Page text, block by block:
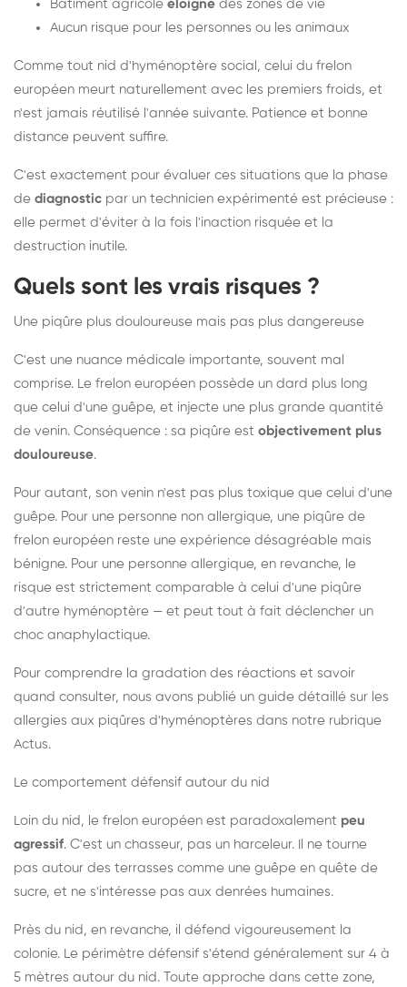
Bâtiment agricole éloigné des zones de vie
Aucun risque pour les personnes ou les animaux
Comme tout nid d'hyménoptère social, celui du frelon
européen meurt naturellement avec les premiers froids, et
n'est jamais réutilisé l'année suivante. Patience et bonne
distance peuvent suffire.
C'est exactement pour évaluer ces situations que la phase
de diagnostic par un technicien expérimenté est précieuse :
elle permet d'éviter à la fois l'inaction risquée et la
destruction inutile.
Quels sont les vrais risques ?
Une piqûre plus douloureuse mais pas plus dangereuse
C'est une nuance médicale importante, souvent mal
comprise. Le frelon européen possède un dard plus long
que celui d'une guêpe, et injecte une plus grande quantité
de venin. Conséquence : sa piqûre est objectivement plus
douloureuse.
Pour autant, son venin n'est pas plus toxique que celui d'une
guêpe. Pour une personne non allergique, une piqûre de
frelon européen reste une expérience désagréable mais
bénigne. Pour une personne allergique, en revanche, le
risque est strictement comparable à celui d'une piqûre
d'autre hyménoptère — et peut tout à fait déclencher un
choc anaphylactique.
Pour comprendre la gradation des réactions et savoir
quand consulter, nous avons publié un guide détaillé sur les
allergies aux piqûres d'hyménoptères dans notre rubrique
Actus.
Le comportement défensif autour du nid
Loin du nid, le frelon européen est paradoxalement peu
agressif. C'est un chasseur, pas un harceleur. Il ne tourne
pas autour des terrasses comme une guêpe en quête de
sucre, et ne s'intéresse pas aux denrées humaines.
Près du nid, en revanche, il défend vigoureusement la
colonie. Le périmètre défensif s'étend généralement sur 4 à
5 mètres autour du nid. Toute approche dans cette zone,